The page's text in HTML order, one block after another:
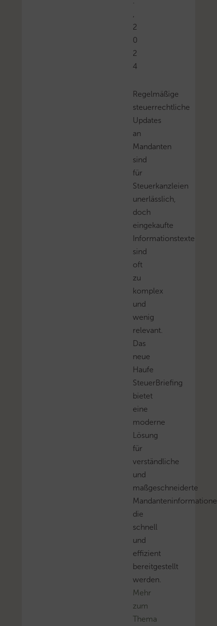
2
0
2
4
Regelmäßige
steuerrechtliche
Updates
an
Mandanten
sind
für
Steuerkanzleien
unerlässlich,
doch
eingekaufte
Informationstexte
sind
oft
zu
komplex
und
wenig
relevant.
Das
neue
Haufe
SteuerBriefing
bietet
eine
moderne
Lösung
für
verständliche
und
maßgeschneiderte
die
schnell
und
effizient
bereitgestellt
werden.
Mehr
zum
Thema